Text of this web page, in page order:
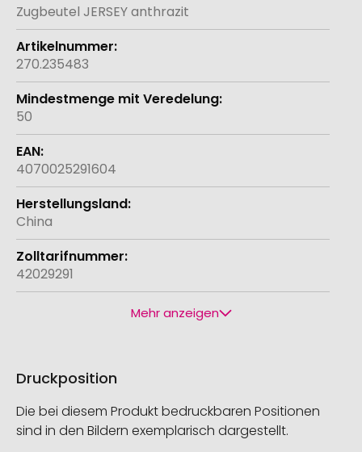
Zugbeutel JERSEY anthrazit
270.235483
50
4070025291604
China
42029291
Mehr anzeigen
Druckposition
Die bei diesem Produkt bedruckbaren Positionen
sind in den Bildern exemplarisch dargestellt.